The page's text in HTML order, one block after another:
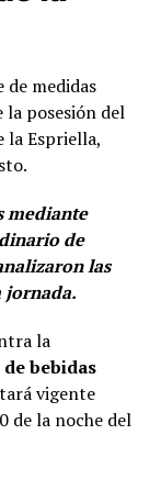
medidas
posesión del
la Espriella,
mediante
de
las
jornada.
la
bebidas
vigente
de la noche del